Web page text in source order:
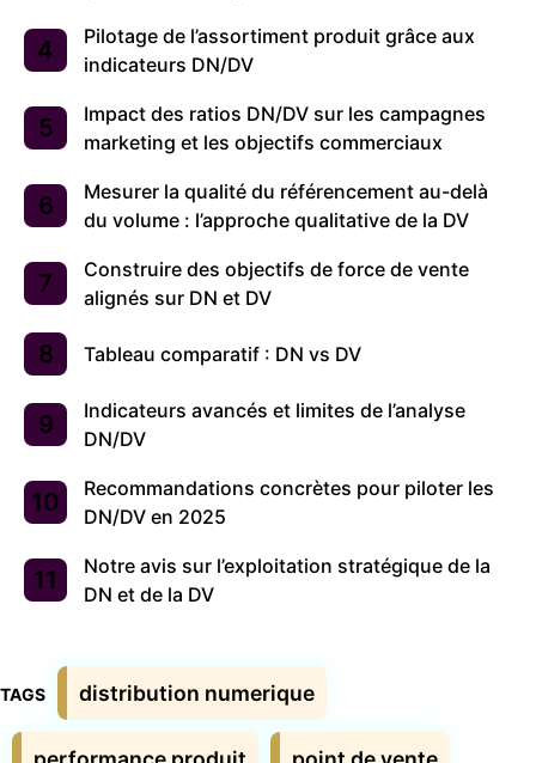
Pilotage de l’assortiment produit grâce aux
indicateurs DN/DV
Impact des ratios DN/DV sur les campagnes
marketing et les objectifs commerciaux
Mesurer la qualité du référencement au-delà
du volume : l’approche qualitative de la DV
Construire des objectifs de force de vente
alignés sur DN et DV
Tableau comparatif : DN vs DV
Indicateurs avancés et limites de l’analyse
DN/DV
Recommandations concrètes pour piloter les
DN/DV en 2025
Notre avis sur l’exploitation stratégique de la
DN et de la DV
Étiquettes
distribution numerique